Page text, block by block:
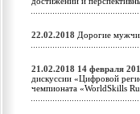
22.02.2018 Дорогие
21.02.2018 14 февраля
дискуссии «Цифровой
чемпионата «WorldSkills